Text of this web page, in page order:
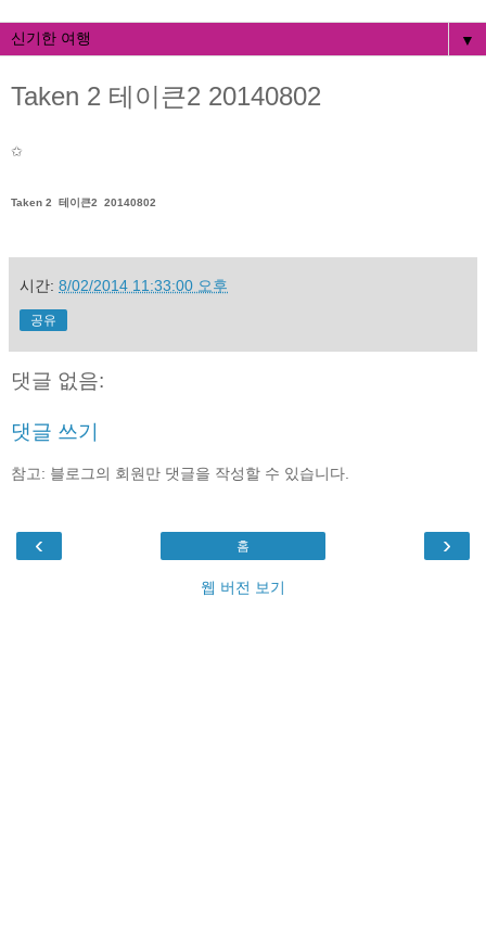
▼
Taken 2 테이큰2 20140802
✩
Taken 2 테이큰2 20140802
시간: 8/02/2014 11:33:00 오후
공유
댓글 없음:
댓글 쓰기
참고: 블로그의 회원만 댓글을 작성할 수 있습니다.
‹ ›
홈
웹 버전 보기